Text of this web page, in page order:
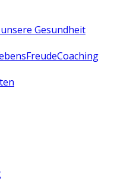
Gesundheit